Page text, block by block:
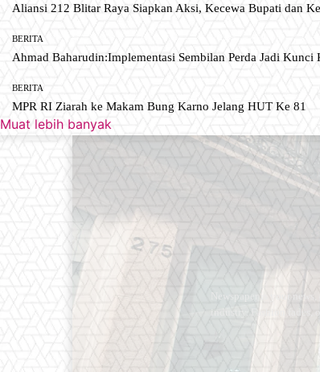
Aliansi 212 Blitar Raya Siapkan Aksi, Kecewa Bupati dan
BERITA
Ahmad Baharudin:Implementasi Sembilan Perda Jadi Kunci
BERITA
MPR RI Ziarah ke Makam Bung Karno Jelang HUT Ke 81
Muat lebih banyak
Newspaper is your
industry. Fashion